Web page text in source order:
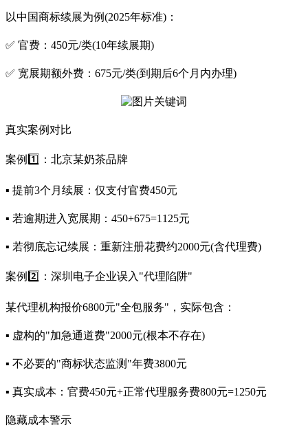
以中国商标续展为例(2025年标准)：
✅ 官费：450元/类(10年续展期)
✅ 宽展期额外费：675元/类(到期后6个月内办理)
真实案例对比
案例1️⃣：北京某奶茶品牌
▪ 提前3个月续展：仅支付官费450元
▪ 若逾期进入宽展期：450+675=1125元
▪ 若彻底忘记续展：重新注册花费约2000元(含代理费)
案例2️⃣：深圳电子企业误入"代理陷阱"
某代理机构报价6800元"全包服务"，实际包含：
▪ 虚构的"加急通道费"2000元(根本不存在)
▪ 不必要的"商标状态监测"年费3800元
▪ 真实成本：官费450元+正常代理服务费800元=1250元
隐藏成本警示